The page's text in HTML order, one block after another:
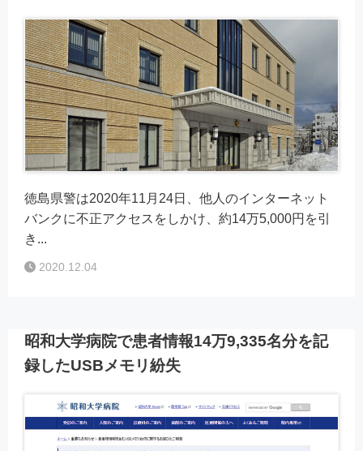
徳島県警は2020年11月24日、他人のインターネット
バンクに不正アクセスをしかけ、約14万5,000円を引
き...
2020.12.04
昭和大学病院で患者情報14万9,335名分を記
録したUSBメモリ紛失